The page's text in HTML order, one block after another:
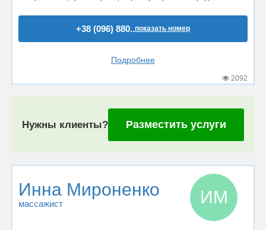
+38 (096) 880..показать номер
Подробнее
2092
Нужны клиенты? Разместить услуги
Инна Мироненко
массажист ИМ